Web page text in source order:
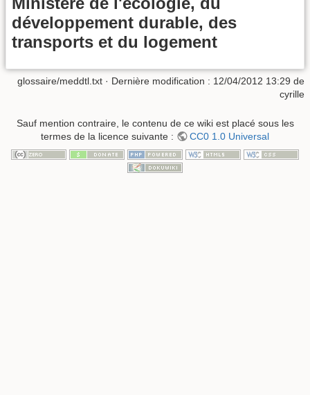
développement durable, des
transports et du logement
glossaire/meddtl.txt · Dernière modification : 12/04/2012 13:29 de
cyrille
Sauf mention contraire, le contenu de ce wiki est placé sous les
termes de la licence suivante :
CC0 1.0 Universal